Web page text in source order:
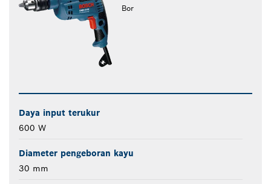
Bor
Daya input terukur
600 W
Diameter pengeboran kayu
30 mm